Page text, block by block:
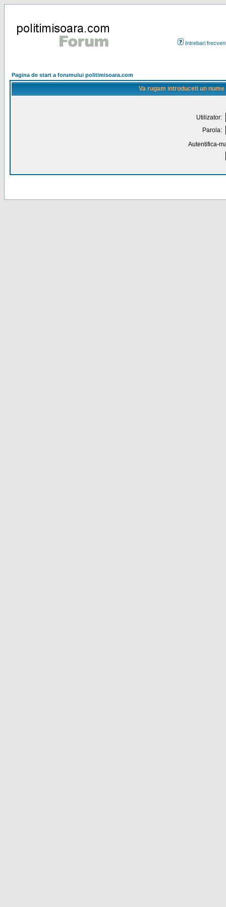
Intrebari
Pagina de start a forumului politimisoara.com
Va rugam introduceti un
Utilizator:
Parola:
Autentifica-